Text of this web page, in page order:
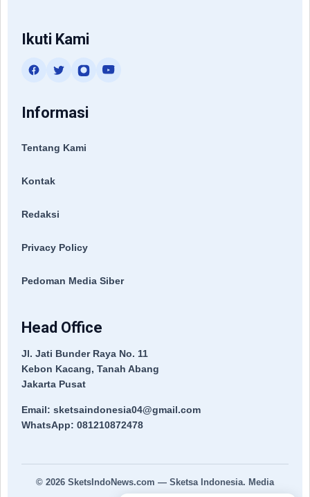
Ikuti Kami
Informasi
Tentang Kami
Kontak
Redaksi
Privacy Policy
Pedoman Media Siber
Head Office
Jl. Jati Bunder Raya No. 11
Kebon Kacang, Tanah Abang
Jakarta Pusat
Email: sketsaindonesia04@gmail.com
WhatsApp: 081210872478
© 2026 SketsIndoNews.com — Sketsa Indonesia. Media